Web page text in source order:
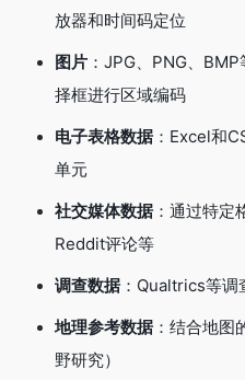
放器和时间码定位
图片 ：JPG、PNG、
择框进行区域编码
电子表格数据 ：Excel和
单元
社交媒体数据 ：通过特定
Reddit评论等
调查数据 ：Qualtrics等
地理参考数据 ：结合地图
野研究）